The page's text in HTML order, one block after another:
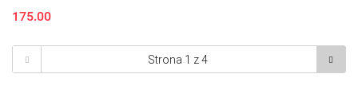
175.00